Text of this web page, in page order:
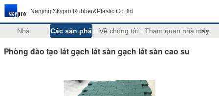
Nanjing Skypro Rubber&Plastic Co.,ltd
Nhà Các sản phẩm Về chúng tôi Tham quan nhà máy
>>
Phòng đào tạo lát gạch lát sàn gạch lát sàn cao su